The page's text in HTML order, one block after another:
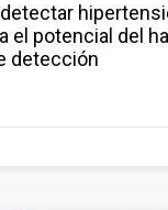
el potencial del
detección